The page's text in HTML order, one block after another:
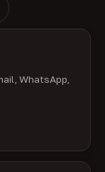
WhatsApp,